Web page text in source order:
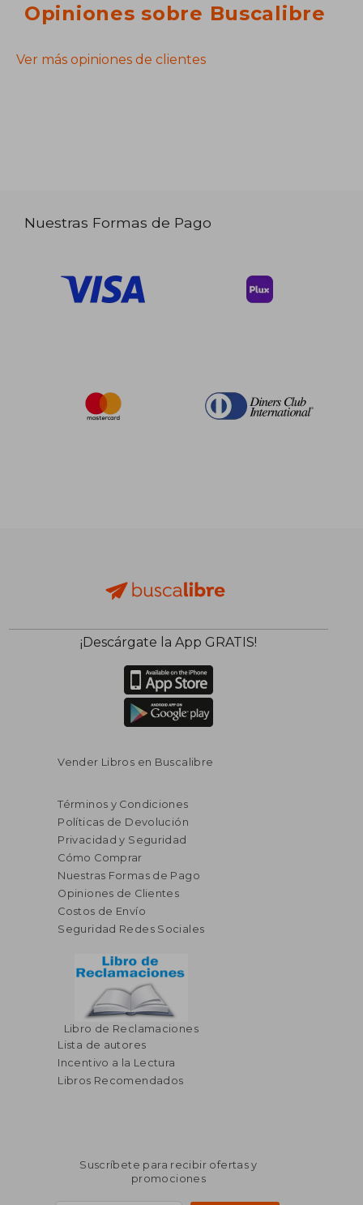
Opiniones sobre Buscalibre
Ver más opiniones de clientes
Nuestras Formas de Pago
¡Descárgate la App GRATIS!
Vender Libros en Buscalibre
Términos y Condiciones
Políticas de Devolución
Privacidad y Seguridad
Cómo Comprar
Nuestras Formas de Pago
Opiniones de Clientes
Costos de Envío
Seguridad Redes Sociales
Libro de Reclamaciones
Lista de autores
Incentivo a la Lectura
Libros Recomendados
Suscríbete para recibir ofertas y
promociones